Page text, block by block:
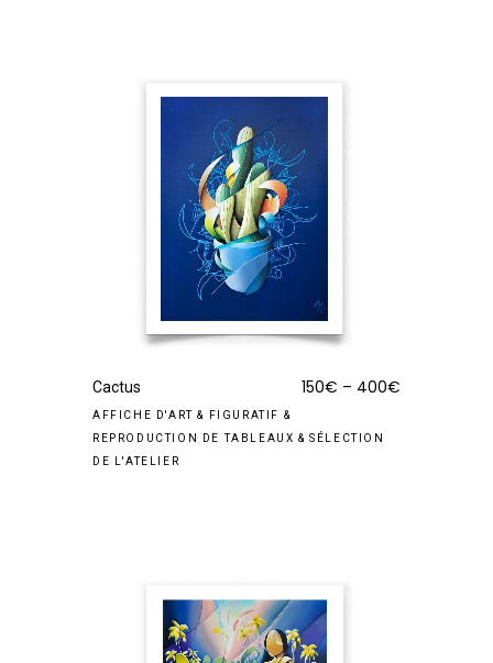
Cactus 150€ – 400€
AFFICHE D'ART & FIGURATIF &
REPRODUCTION DE TABLEAUX &SÉLECTION
DE L'ATELIER